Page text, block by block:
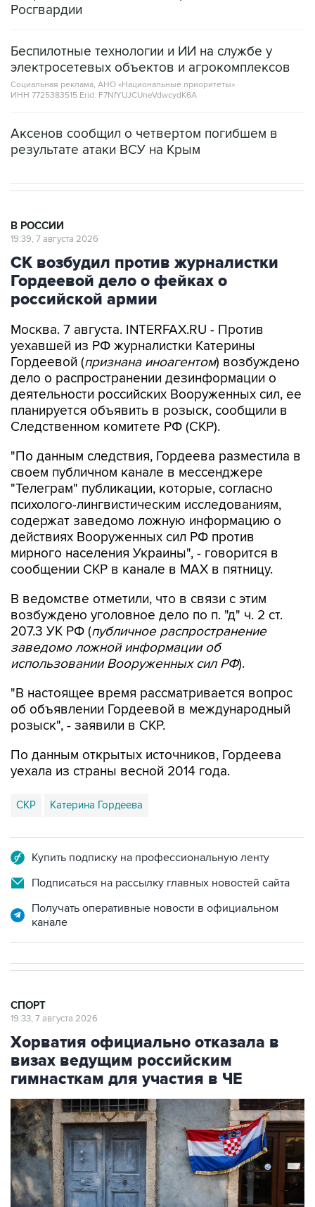
Росгвардии
Беспилотные технологии и ИИ на службе у
электросетевых объектов и агрокомплексов
Социальная реклама, АНО «Национальные приоритеты».
ИНН 7725383515 Erid: F7NfYUJCUneVdwcydK6A
Аксенов сообщил о четвертом погибшем в
результате атаки ВСУ на Крым
В РОССИИ
19:39, 7 августа 2026
СК возбудил против журналистки
Гордеевой дело о фейках о
российской армии
Москва. 7 августа. INTERFAX.RU - Против
уехавшей из РФ журналистки Катерины
Гордеевой (признана иноагентом) возбуждено
дело о распространении дезинформации о
деятельности российских Вооруженных сил, ее
планируется объявить в розыск, сообщили в
Следственном комитете РФ (СКР).
"По данным следствия, Гордеева разместила в
своем публичном канале в мессенджере
"Телеграм" публикации, которые, согласно
психолого-лингвистическим исследованиям,
содержат заведомо ложную информацию о
действиях Вооруженных сил РФ против
мирного населения Украины", - говорится в
сообщении СКР в канале в MAX в пятницу.
В ведомстве отметили, что в связи с этим
возбуждено уголовное дело по п. "д" ч. 2 ст.
207.3 УК РФ (публичное распространение
заведомо ложной информации об
использовании Вооруженных сил РФ).
"В настоящее время рассматривается вопрос
об объявлении Гордеевой в международный
розыск", - заявили в СКР.
По данным открытых источников, Гордеева
уехала из страны весной 2014 года.
СКР Катерина Гордеева
Купить подписку на профессиональную ленту
Подписаться на рассылку главных новостей сайта
Получать оперативные новости в официальном
канале
СПОРТ
19:33, 7 августа 2026
Хорватия официально отказала в
визах ведущим российским
гимнасткам для участия в ЧЕ